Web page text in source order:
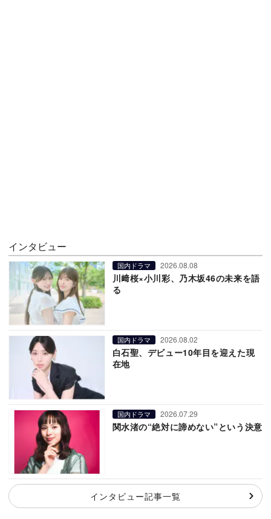
インタビュー
国内ドラマ 2026.08.08
川﨑桜×小川彩、乃木坂46の未来を語
る
国内ドラマ 2026.08.02
白石聖、デビュー10年目を迎えた現
在地
国内ドラマ 2026.07.29
関水渚の“絶対に諦めない”という決意
インタビュー記事一覧